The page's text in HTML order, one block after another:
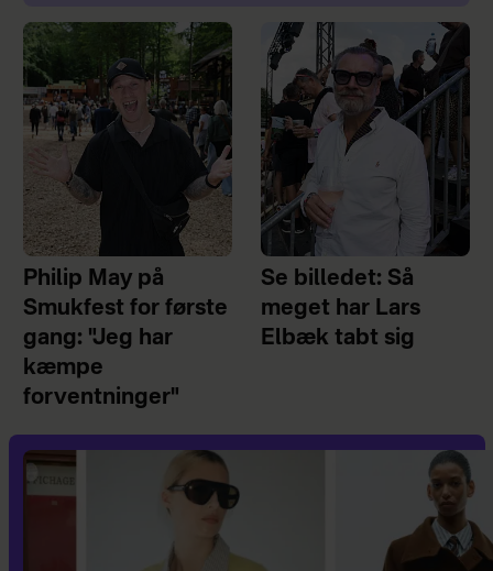
Philip May på
Smukfest for første
gang: "Jeg har
kæmpe
forventninger"
Se billedet: Så
meget har Lars
Elbæk tabt sig